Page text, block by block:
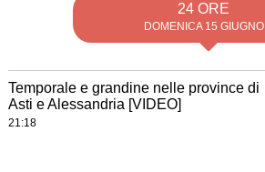
24 ORE
DOMENICA 15 GIUGNO
Temporale e grandine nelle province di
Asti e Alessandria [VIDEO]
21:18